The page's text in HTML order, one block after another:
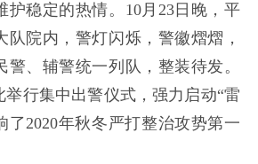
护稳定的热情。10月23日晚，平
队院内，警灯闪烁，警徽熠熠，
警、辅警统一列队，整装待发。
行集中出警仪式，强力启动“雷
了2020年秋冬严打整治攻势第一